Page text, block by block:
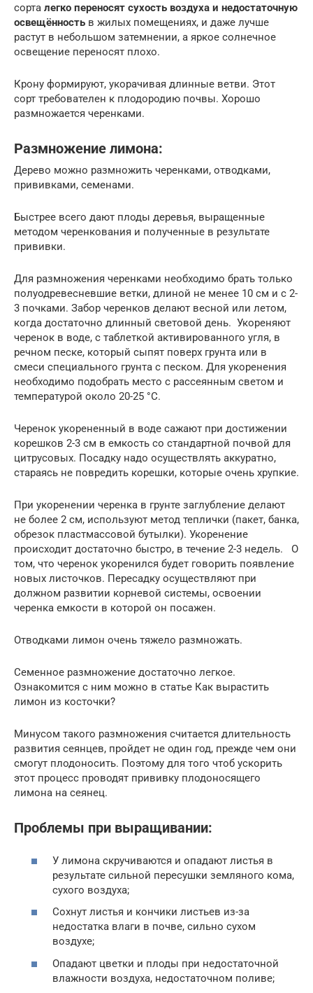
сорта легко переносят сухость воздуха и недостаточную
освещённость в жилых помещениях, и даже лучше
растут в небольшом затемнении, а яркое солнечное
освещение переносят плохо.
Крону формируют, укорачивая длинные ветви. Этот
сорт требователен к плодородию почвы. Хорошо
размножается черенками.
Размножение лимона:
Дерево можно размножить черенками, отводками,
прививками, семенами.
Быстрее всего дают плоды деревья, выращенные
методом черенкования и полученные в результате
прививки.
Для размножения черенками необходимо брать только
полуодревесневшие ветки, длиной не менее 10 см и с 2-
3 почками. Забор черенков делают весной или летом,
когда достаточно длинный световой день. Укореняют
черенок в воде, с таблеткой активированного угля, в
речном песке, который сыпят поверх грунта или в
смеси специального грунта с песком. Для укоренения
необходимо подобрать место с рассеянным светом и
температурой около 20-25 °C.
Черенок укорененный в воде сажают при достижении
корешков 2-3 см в емкость со стандартной почвой для
цитрусовых. Посадку надо осуществлять аккуратно,
стараясь не повредить корешки, которые очень хрупкие.
При укоренении черенка в грунте заглубление делают
не более 2 см, используют метод теплички (пакет, банка,
обрезок пластмассовой бутылки). Укоренение
происходит достаточно быстро, в течение 2-3 недель. О
том, что черенок укоренился будет говорить появление
новых листочков. Пересадку осуществляют при
должном развитии корневой системы, освоении
черенка емкости в которой он посажен.
Отводками лимон очень тяжело размножать.
Семенное размножение достаточно легкое.
Ознакомится с ним можно в статье Как вырастить
лимон из косточки?
Минусом такого размножения считается длительность
развития сеянцев, пройдет не один год, прежде чем они
смогут плодоносить. Поэтому для того чтоб ускорить
этот процесс проводят прививку плодоносящего
лимона на сеянец.
Проблемы при выращивании:
У лимона скручиваются и опадают листья в
результате сильной пересушки земляного кома,
сухого воздуха;
Сохнут листья и кончики листьев из-за
недостатка влаги в почве, сильно сухом
воздухе;
Опадают цветки и плоды при недостаточной
влажности воздуха, недостаточном поливе;